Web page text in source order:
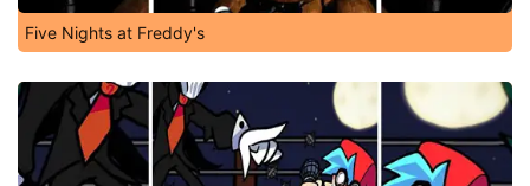
Five Nights at Freddy's